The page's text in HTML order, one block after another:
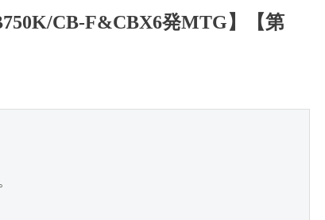
CB-F&CBX6発MTG】【第